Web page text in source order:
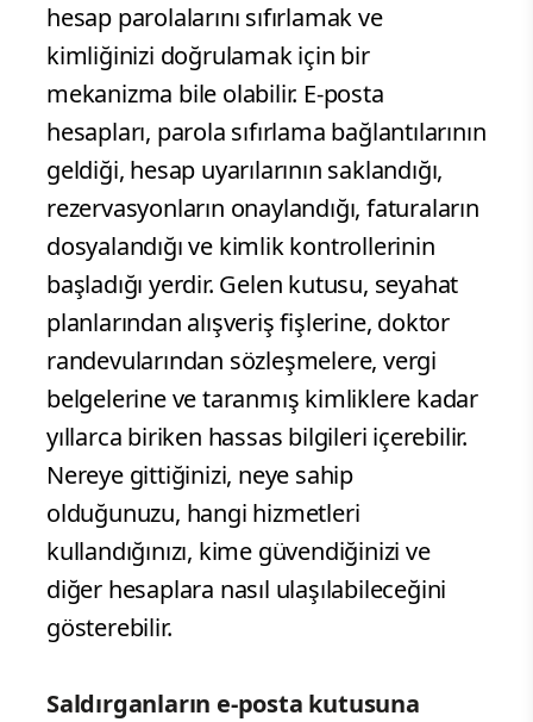
hesap parolalarını sıfırlamak ve
kimliğinizi doğrulamak için bir
mekanizma bile olabilir. E-posta
hesapları, parola sıfırlama bağlantılarının
geldiği, hesap uyarılarının saklandığı,
rezervasyonların onaylandığı, faturaların
dosyalandığı ve kimlik kontrollerinin
başladığı yerdir. Gelen kutusu, seyahat
planlarından alışveriş fişlerine, doktor
randevularından sözleşmelere, vergi
belgelerine ve taranmış kimliklere kadar
yıllarca biriken hassas bilgileri içerebilir.
Nereye gittiğinizi, neye sahip
olduğunuzu, hangi hizmetleri
kullandığınızı, kime güvendiğinizi ve
diğer hesaplara nasıl ulaşılabileceğini
gösterebilir.
Saldırganların e-posta kutusuna